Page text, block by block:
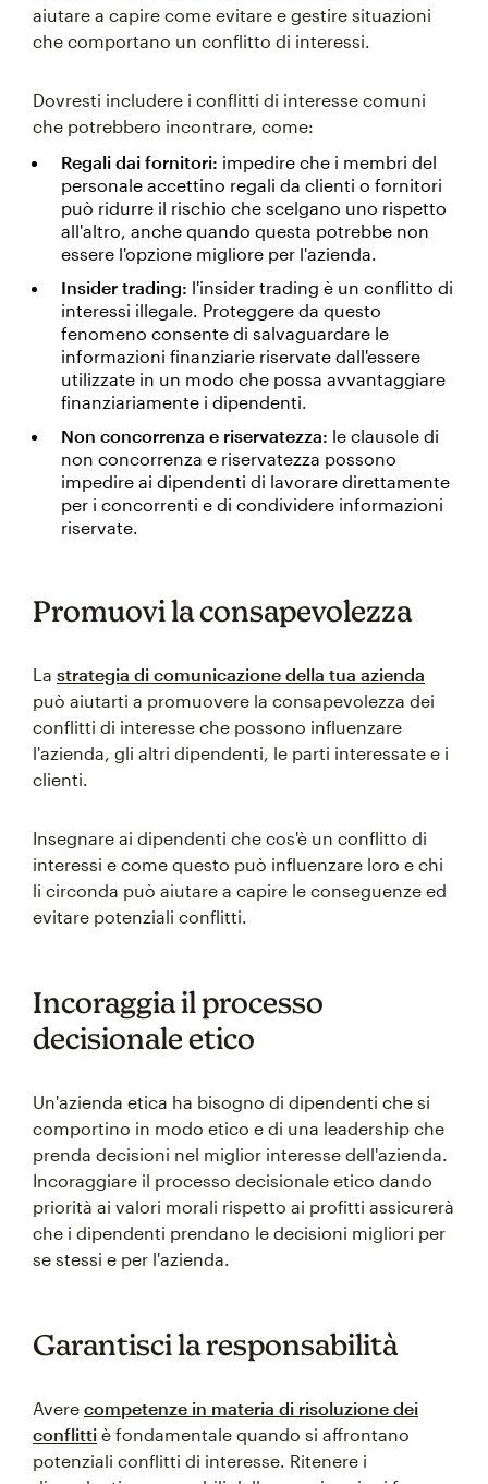
aiutare a capire come evitare e gestire situazioni
che comportano un conflitto di interessi.
Dovresti includere i conflitti di interesse comuni
che potrebbero incontrare, come:
Regali dai fornitori: impedire che i membri del
personale accettino regali da clienti o fornitori
può ridurre il rischio che scelgano uno rispetto
all'altro, anche quando questa potrebbe non
essere l'opzione migliore per l'azienda.
Insider trading: l'insider trading è un conflitto di
interessi illegale. Proteggere da questo
fenomeno consente di salvaguardare le
informazioni finanziarie riservate dall'essere
utilizzate in un modo che possa avvantaggiare
finanziariamente i dipendenti.
Non concorrenza e riservatezza: le clausole di
non concorrenza e riservatezza possono
impedire ai dipendenti di lavorare direttamente
per i concorrenti e di condividere informazioni
riservate.
Promuovi la consapevolezza
La strategia di comunicazione della tua azienda
può aiutarti a promuovere la consapevolezza dei
conflitti di interesse che possono influenzare
l'azienda, gli altri dipendenti, le parti interessate e i
clienti.
Insegnare ai dipendenti che cos'è un conflitto di
interessi e come questo può influenzare loro e chi
li circonda può aiutare a capire le conseguenze ed
evitare potenziali conflitti.
Incoraggia il processo
decisionale etico
Un'azienda etica ha bisogno di dipendenti che si
comportino in modo etico e di una leadership che
prenda decisioni nel miglior interesse dell'azienda.
Incoraggiare il processo decisionale etico dando
priorità ai valori morali rispetto ai profitti assicurerà
che i dipendenti prendano le decisioni migliori per
se stessi e per l'azienda.
Garantisci la responsabilità
Avere competenze in materia di risoluzione dei
conflitti è fondamentale quando si affrontano
potenziali conflitti di interesse. Ritenere i